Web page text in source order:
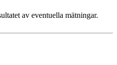
av eventuella mätningar.